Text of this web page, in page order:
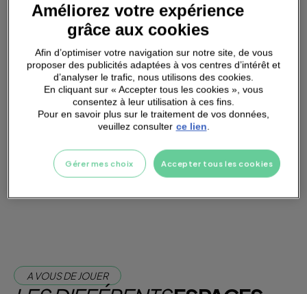
PARKINGA PROXIMITÉ
FONTAINE A EAU
Je m'abonne dès maintenant
A VOUS DE JOUER
Améliorez votre expérience
grâce aux cookies
Afin d’optimiser votre navigation sur notre site, de vous
proposer des publicités adaptées à vos centres d’intérêt et
d’analyser le trafic, nous utilisons des cookies.
En cliquant sur « Accepter tous les cookies », vous
consentez à leur utilisation à ces fins.
Pour en savoir plus sur le traitement de vos données,
veuillez consulter ce lien
Accepter tous les cookies
Gérer mes choix